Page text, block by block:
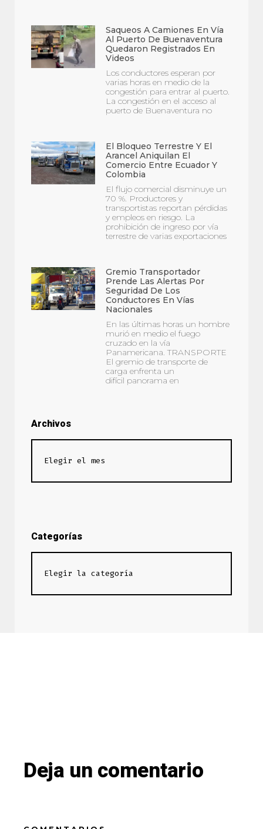
Saqueos A Camiones En Vía
Al Puerto De Buenaventura
Quedaron Registrados En
Videos
Los conductores esperan por
varias horas en medio de la
congestión para entrar al puerto.
La congestión en el acceso al
puerto de Buenaventura no
El Bloqueo Terrestre Y El
Arancel Aniquilan El
Comercio Entre Ecuador Y
Colombia
El flujo comercial disminuye un
70 %. Productores y
transportistas reportan pérdidas
y empleos en riesgo. La
prohibición de ingreso por vía
terrestre de varias exportaciones
Gremio Transportador
Prende Las Alertas Por
Seguridad De Los
Conductores En Vías
Nacionales
En las últimas horas un hombre
murió en medio el fuego
cruzado en la vía
Panamericana. TRANSPORTE
El gremio de transporte de
carga enfrenta un
difícil panorama en
Archivos
Categorías
Deja un comentario